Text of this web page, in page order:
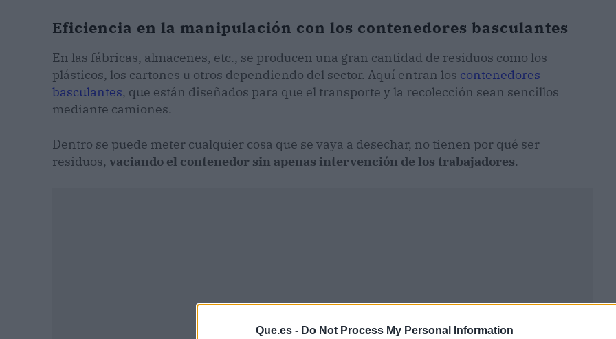
Que.es - Do Not Process My Personal Information
Eficiencia en la manipulación con los contenedores basculantes
En las fábricas, almacenes, etc., se producen una gran cantidad de residuos como los
plásticos, los cartones u otros dependiendo del sector. Aquí entran los contenedores
basculantes, que están diseñados para que el transporte y la recolección sean sencillos
mediante camiones.
Dentro se puede meter cualquier cosa que se vaya a desechar, no tienen por qué ser
residuos, vaciando el contenedor sin apenas intervención de los trabajadores.